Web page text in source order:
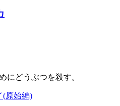
にどうぶつを殺す。